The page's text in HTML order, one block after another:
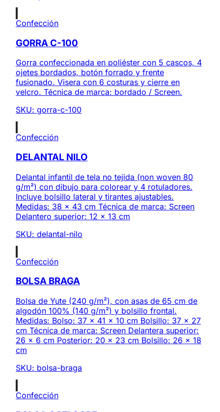
Confección
GORRA C-100
Gorra confeccionada en poliéster con 5 cascos, 4
ojetes bordados, botón forrado y frente
fusionado. Visera con 6 costuras y cierre en
velcro. Técnica de marca: bordado / Screen.
SKU: gorra-c-100
Confección
DELANTAL NILO
Delantal infantil de tela no tejida (non woven 80
g/m²) con dibujo para colorear y 4 rotuladores.
Incluye bolsillo lateral y tirantes ajustables.
Medidas: 38 x 43 cm Técnica de marca: Screen
Delantero superior: 12 x 13 cm
SKU: delantal-nilo
Confección
BOLSA BRAGA
Bolsa de Yute (240 g/m²), con asas de 65 cm de
algodón 100% (140 g/m²) y bolsillo frontal.
Medidas: Bolso: 37 x 41 x 10 cm Bolsillo: 37 x 27
cm Técnica de marca: Screen Delantera superior:
26 x 6 cm Posterior: 20 x 23 cm Bolsillo: 26 x 18
cm
SKU: bolsa-braga
Confección